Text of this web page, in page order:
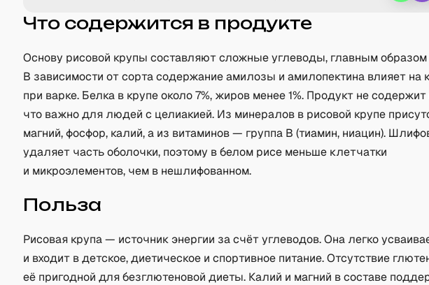
Что содержится в продукте
Основу рисовой крупы составляют сложные углеводы, главным образом
В зависимости от сорта содержание амилозы и амилопектина влияет на
при варке. Белка в крупе около 7%, жиров менее 1%. Продукт не
что важно для людей с целиакией. Из минералов в рисовой крупе
магний, фосфор, калий, а из витаминов — группа B (тиамин, ниацин).
удаляет часть оболочки, поэтому в белом рисе меньше клетчатки
и микроэлементов, чем в нешлифованном.
Польза
Рисовая крупа — источник энергии за счёт углеводов. Она легко
и входит в детское, диетическое и спортивное питание. Отсутствие
её пригодной для безглютеновой диеты. Калий и магний в составе